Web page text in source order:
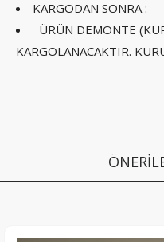
KARGODAN SONRA :
ÜRÜN DEMONTE
KARGOLANACAKTIR.